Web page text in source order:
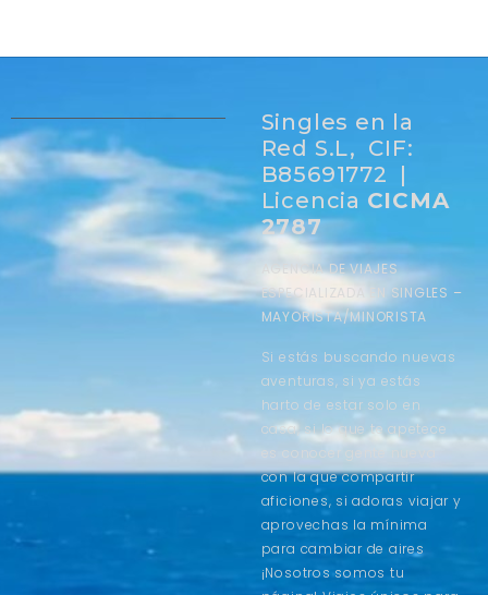
Singles en la
Red S.L, CIF:
B85691772 |
Licencia CICMA
2787
AGENCIA DE VIAJES
ESPECIALIZADA EN SINGLES –
MAYORISTA/MINORISTA
Si estás buscando nuevas
aventuras, si ya estás
harto de estar solo en
casa, si lo que te apetece
es conocer gente nueva
con la que compartir
aficiones, si adoras viajar y
aprovechas la mínima
para cambiar de aires
¡Nosotros somos tu